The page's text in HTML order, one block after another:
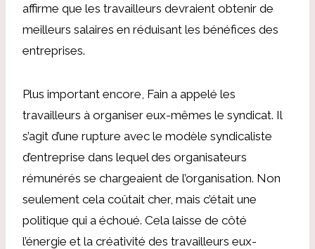
affirme que les travailleurs devraient obtenir de
meilleurs salaires en réduisant les bénéfices des
entreprises.
Plus important encore, Fain a appelé les
travailleurs à organiser eux-mêmes le syndicat. Il
s’agit d’une rupture avec le modèle syndicaliste
d’entreprise dans lequel des organisateurs
rémunérés se chargeaient de l’organisation. Non
seulement cela coûtait cher, mais c’était une
politique qui a échoué. Cela laisse de côté
l’énergie et la créativité des travailleurs eux-